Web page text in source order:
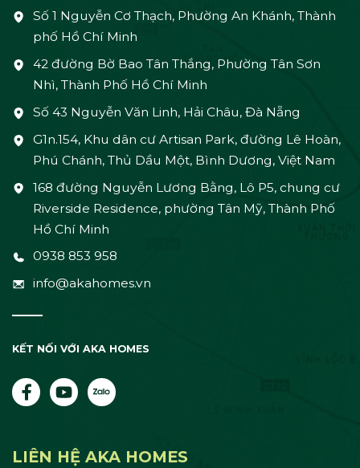
Số 1 Nguyễn Cơ Thạch, Phường An Khánh, Thành
phố Hồ Chí Minh
42 đường Bờ Bao Tân Thắng, Phường Tân Sơn
Nhì, Thành Phố Hồ Chí Minh
Số 43 Nguyễn Văn Linh, Hải Châu, Đà Nẵng
G1n.154, Khu dân cư Artisan Park, đường Lê Hoàn,
Phú Chánh, Thủ Dầu Một, Bình Dương, Việt Nam
168 đường Nguyễn Lương Bằng, Lô P5, chung cư
Riverside Residence, phường Tân Mỹ, Thành Phố
Hồ Chí Minh
0938 853 958
info@akahomes.vn
KẾT NỐI VỚI AKA HOMES
LIÊN HỆ AKA HOMES